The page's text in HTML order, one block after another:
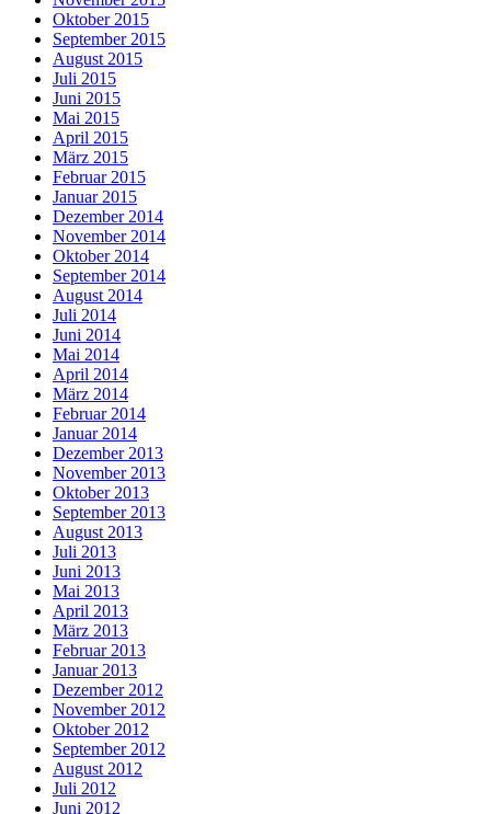
Oktober 2015
September 2015
August 2015
Juli 2015
Juni 2015
Mai 2015
April 2015
März 2015
Februar 2015
Januar 2015
Dezember 2014
November 2014
Oktober 2014
September 2014
August 2014
Juli 2014
Juni 2014
Mai 2014
April 2014
März 2014
Februar 2014
Januar 2014
Dezember 2013
November 2013
Oktober 2013
September 2013
August 2013
Juli 2013
Juni 2013
Mai 2013
April 2013
März 2013
Februar 2013
Januar 2013
Dezember 2012
November 2012
Oktober 2012
September 2012
August 2012
Juli 2012
Juni 2012